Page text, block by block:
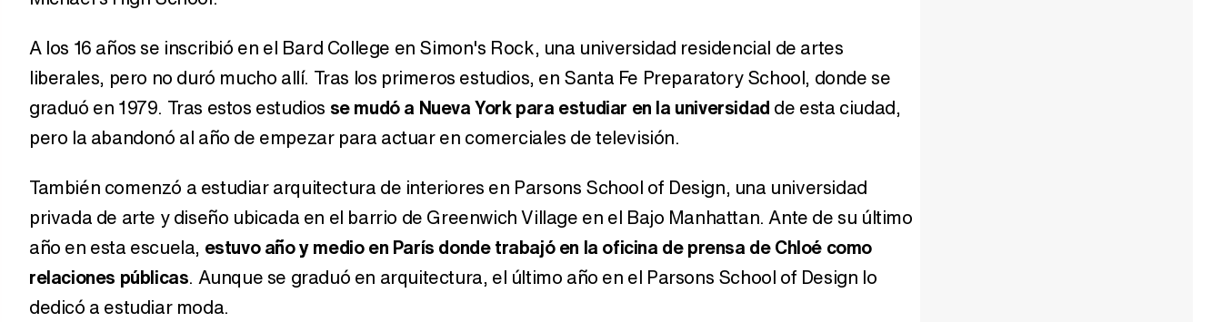
A los 16 años se inscribió en el Bard College en Simon's Rock, una universidad residencial de artes
liberales, pero no duró mucho allí. Tras los primeros estudios, en Santa Fe Preparatory School, donde se
graduó en 1979. Tras estos estudios se mudó a Nueva York para estudiar en la universidad de esta ciudad,
pero la abandonó al año de empezar para actuar en comerciales de televisión.
También comenzó a estudiar arquitectura de interiores en Parsons School of Design, una universidad
privada de arte y diseño ubicada en el barrio de Greenwich Village en el Bajo Manhattan. Ante de su último
año en esta escuela, estuvo año y medio en París donde trabajó en la oficina de prensa de Chloé como
relaciones públicas. Aunque se graduó en arquitectura, el último año en el Parsons School of Design lo
dedicó a estudiar moda.